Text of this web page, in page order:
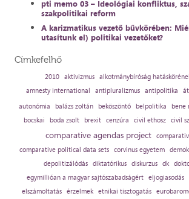
pti memo 03 – Ideológiai konfliktus,
szakpolitikai reform
A karizmatikus vezető bűvkörében:
utasítunk el) politikai vezetőket?
Címkefelhő
2010 aktivizmus alkotmánybíróság
amnesty international
antipluralizmus antipolitika
autonómia
balázs zoltán beköszöntő belpolitika bene
bocskai boda zsolt brexit cenzúra civil ethosz civil
comparative agendas project
comparative political data sets corvinus egyetem
depolitizálódás diktatórikus diskurzus dk
egymillióan a magyar sajtószabadságért eljogiasodás
elszámoltatás
érzelmek etnikai tisztogatás